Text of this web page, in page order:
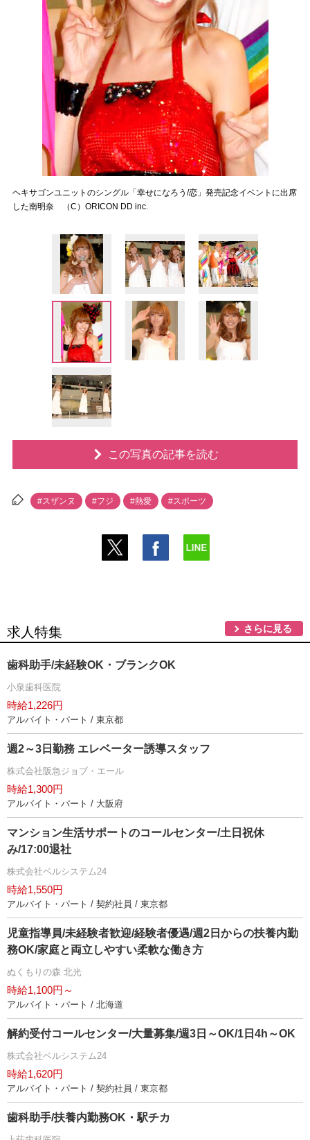
ヘキサゴンユニットのシングル「幸せになろう/恋」発売記念イベントに出席
した南明奈 （C）ORICON DD inc.
この写真の記事を読む
#スザンヌ #フジ #熱愛 #スポーツ
求人特集 さらに見る
歯科助手/未経験OK・ブランクOK
小泉歯科医院
時給1,226円
アルバイト・パート / 東京都
週2～3日勤務 エレベーター誘導スタッフ
株式会社阪急ジョブ・エール
時給1,300円
アルバイト・パート / 大阪府
マンション生活サポートのコールセンター/土日祝休
み/17:00退社
株式会社ベルシステム24
時給1,550円
アルバイト・パート / 契約社員 / 東京都
児童指導員/未経験者歓迎/経験者優遇/週2日からの扶養内勤
務OK/家庭と両立しやすい柔軟な働き方
ぬくもりの森 北光
時給1,100円～
アルバイト・パート / 北海道
解約受付コールセンター/大量募集/週3日～OK/1日4h～OK
株式会社ベルシステム24
時給1,620円
アルバイト・パート / 契約社員 / 東京都
歯科助手/扶養内勤務OK・駅チカ